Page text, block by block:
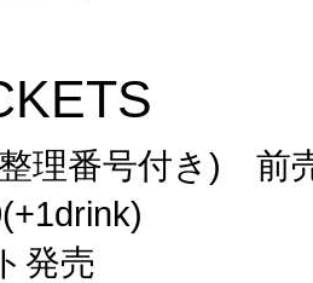
理番号付き) 前
発売